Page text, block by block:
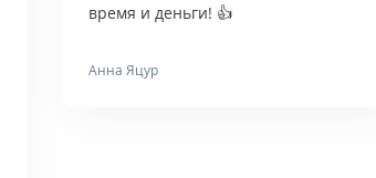
время и деньги! 👍
Анна Яцур